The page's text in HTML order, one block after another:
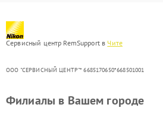
Сервисный центр RemSupport в Чите
ООО "СЕРВИСНЫЙ ЦЕНТР"* 6685170650*668501001
Филиалы в Вашем городе